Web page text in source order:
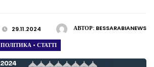
АВТОР: BESSARABIANEWS
29.11.2024
ПОЛІТИКА • СТАТТІ